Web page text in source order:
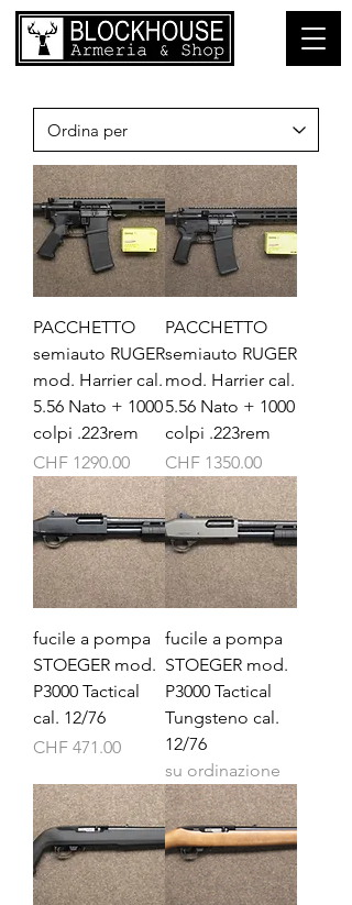
PACCHETTO
semiauto RUGER
mod. Harrier cal.
5.56 Nato + 1000
colpi .223rem
Prezzo
CHF 1290.00
PACCHETTO
semiauto RUGER
mod. Harrier cal.
5.56 Nato + 1000
colpi .223rem
Prezzo
CHF 1350.00
fucile a pompa
STOEGER mod.
P3000 Tactical
cal. 12/76
Prezzo
CHF 471.00
fucile a pompa
STOEGER mod.
P3000 Tactical
Tungsteno cal.
12/76
su ordinazione